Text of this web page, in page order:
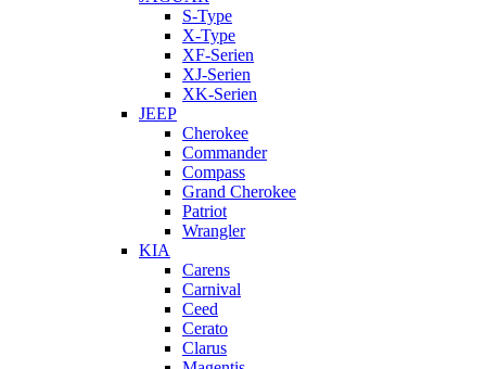
S-Type
X-Type
XF-Serien
XJ-Serien
XK-Serien
JEEP
Cherokee
Commander
Compass
Grand Cherokee
Patriot
Wrangler
KIA
Carens
Carnival
Ceed
Cerato
Clarus